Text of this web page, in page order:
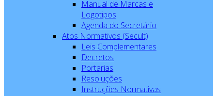
Manual de Marcas e
Logotipos
Agenda do Secretário
Atos Normativos (Secult)
Leis Complementares
Decretos
Portarias
Resoluções
Instruções Normativas